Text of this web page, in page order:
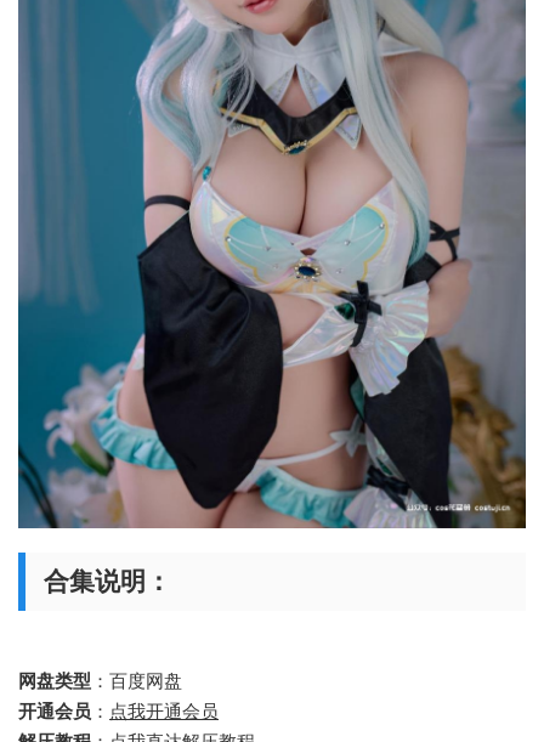
合集说明：
网盘类型 ：百度网盘
开通会员 ： 点我开通会员